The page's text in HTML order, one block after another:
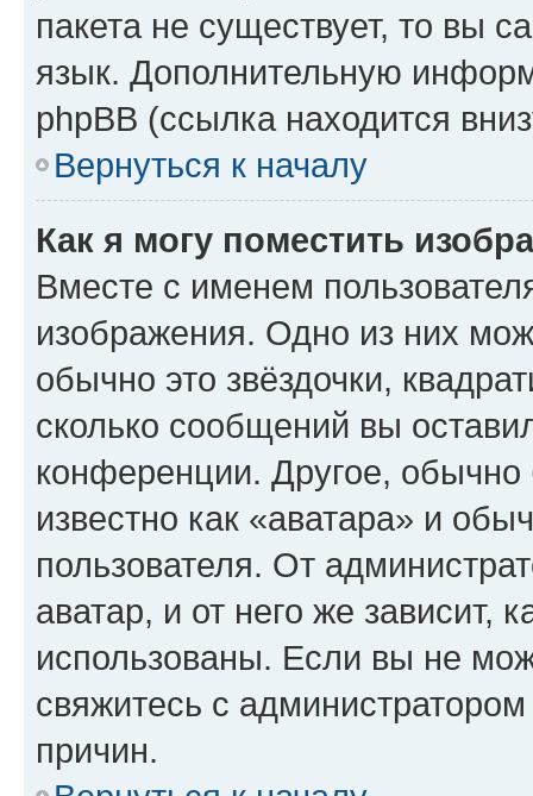
пакета не существует, то вы
язык. Дополнительную
phpBB (ссылка находится
Вернуться к началу
Как я могу поместить
Вместе с именем
изображения. Одно из них
обычно это звёздочки,
сколько сообщений вы
конференции. Другое,
известно как «аватара» и
пользователя. От
аватар, и от него же зависит,
использованы. Если вы не
свяжитесь с
причин.